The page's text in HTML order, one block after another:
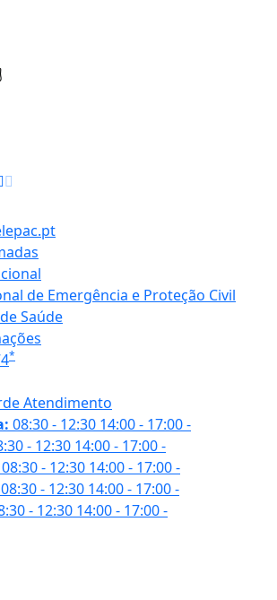
de Emergência e Proteção Civil
Saúde
*
Atendimento
08:30 - 12:30 14:00 - 17:00-
- 12:30 14:00 - 17:00-
08:30 - 12:30 14:00 - 17:00-
08:30 - 12:30 14:00 - 17:00-
- 12:30 14:00 - 17:00-